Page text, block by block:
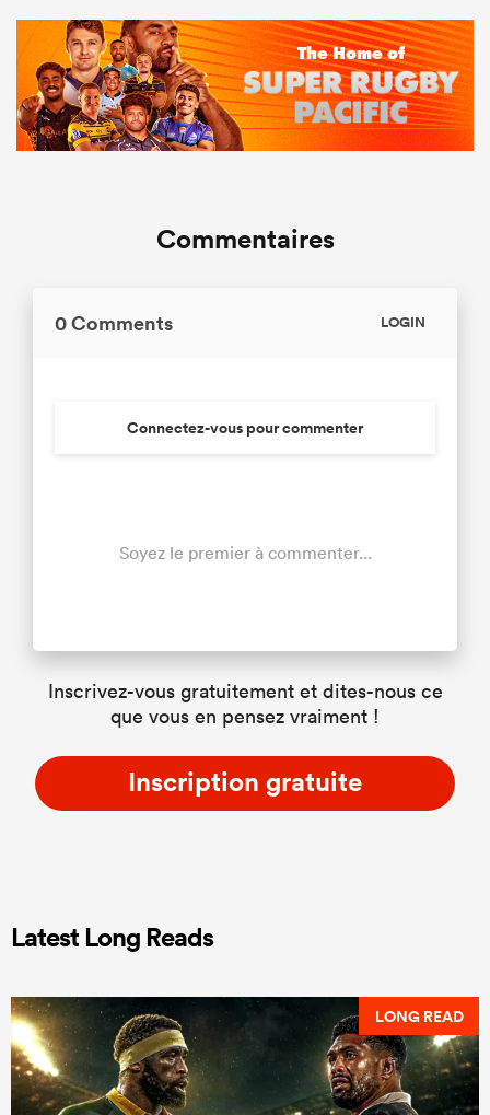
Commentaires
0 Comments LOGIN
Connectez-vous pour commenter
Soyez le premier à commenter...
Inscrivez-vous gratuitement et dites-nous ce
que vous en pensez vraiment !
Inscription gratuite
Latest Long Reads
LONG READ